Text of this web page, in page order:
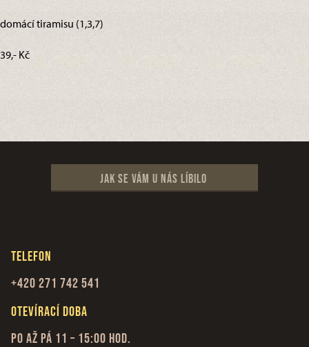
domácí tiramisu (1,3,7)
39,- Kč
Jak se vám u nás líbilo
Telefon
+420 271 742 541
Otevírací doba
Po až Pá 11 – 15:00 hod.